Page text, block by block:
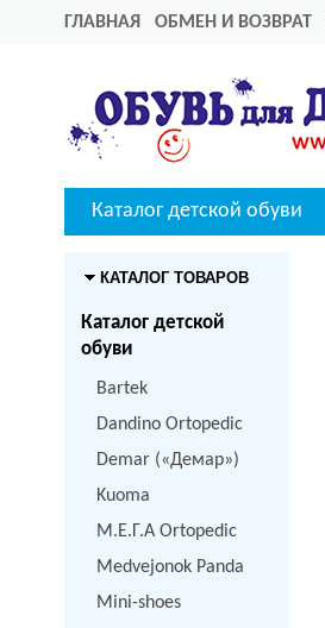
ГЛАВНАЯ ОБМЕН И ВОЗВРАТ
Каталог детской обуви
КАТАЛОГ ТОВАРОВ
Каталог детской
обуви
Bartek
Dandino Ortopedic
Demar («Демар»)
Kuoma
M.Е.Г.А Ortopedic
Medvejonok Panda
Mini-shoes